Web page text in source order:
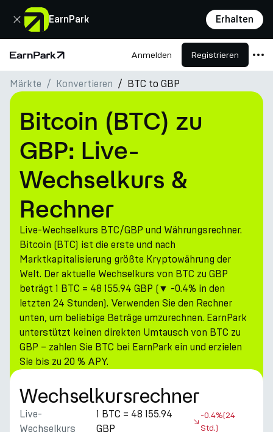
EarnPark Erhalten
Schließen
Startseite Anmelden Registrieren
Produkte
Märkte
Rechner
PARK Token
Ressourcen
Unternehmen
Märkte Konvertieren BTC to GBP
Bitcoin (BTC) zu
GBP: Live-
Wechselkurs &
Rechner
Live-Wechselkurs BTC/GBP und Währungsrechner.
Bitcoin (BTC) ist die erste und nach
Marktkapitalisierung größte Kryptowährung der
Welt. Der aktuelle Wechselkurs von BTC zu GBP
beträgt 1 BTC = 48 155.94 GBP (▼ -0.4% in den
letzten 24 Stunden). Verwenden Sie den Rechner
unten, um beliebige Beträge umzurechnen. EarnPark
unterstützt keinen direkten Umtausch von BTC zu
GBP – zahlen Sie BTC bei EarnPark ein und erzielen
Sie bis zu 20 % APY.
Wechselkursrechner
Live-
Wechselkurs
1 BTC = 48 155.94
GBP
-0.4%(24
Std.)